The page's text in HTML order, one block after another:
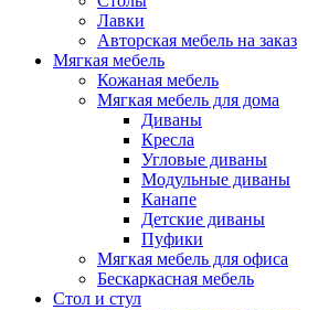
Лавки
Авторская мебель на заказ
Мягкая мебель
Кожаная мебель
Мягкая мебель для дома
Диваны
Кресла
Угловые диваны
Модульные диваны
Канапе
Детские диваны
Пуфики
Мягкая мебель для офиса
Бескаркасная мебель
Стол и стул